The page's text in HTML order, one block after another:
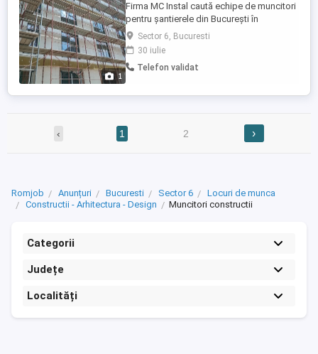
1
Firma MC Instal caută echipe de muncitori
pentru șantierele din București în
sectoarele 3 și 6 pentru: - placări cu
polistiren - 100 lei mp la gata și la plin
Plata se face la doua săptămâni, la etapa
finalizată. Se lucrează cu contract și
Sector 6, Bucuresti
30 iulie
Telefon validat
‹ 1 2 ›
Romjob Anunțuri Bucuresti Sector 6
Locuri de munca
Constructii - Arhitectura - Design
Muncitori constructii
Categorii
Județe
Localități